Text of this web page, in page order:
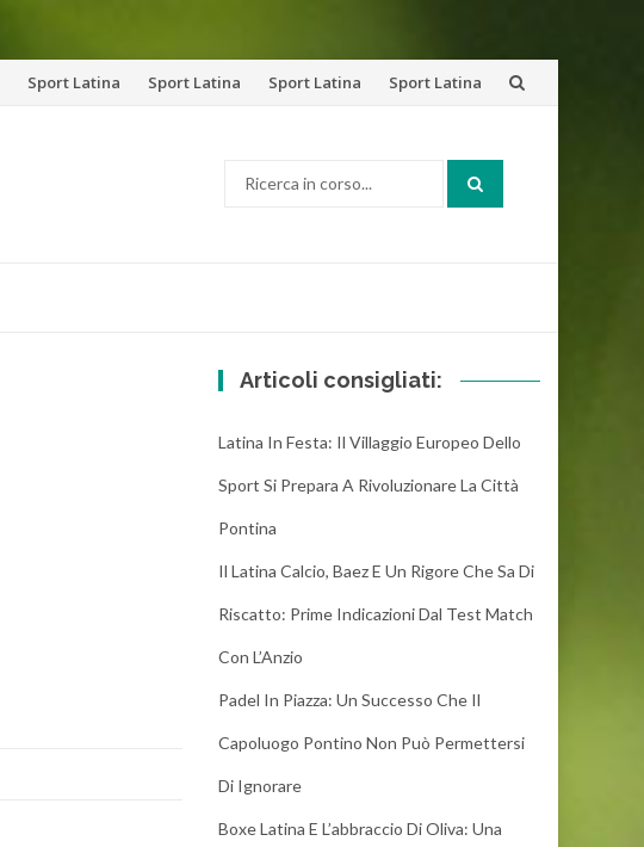
Sport Latina Sport Latina Sport Latina Sport Latina
Articoli consigliati:
Latina In Festa: Il Villaggio Europeo Dello
Sport Si Prepara A Rivoluzionare La Città
Pontina
Il Latina Calcio, Baez E Un Rigore Che Sa Di
Riscatto: Prime Indicazioni Dal Test Match
Con L’Anzio
Padel In Piazza: Un Successo Che Il
Capoluogo Pontino Non Può Permettersi
Di Ignorare
Boxe Latina E L’abbraccio Di Oliva: Una